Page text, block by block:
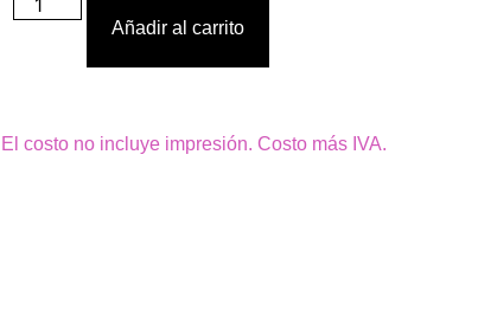
Añadir al carrito
El costo no incluye impresión. Costo más IVA.